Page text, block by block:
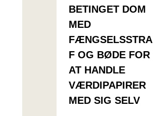
BETINGET DOM
MED
FÆNGSELSSTRA
F OG BØDE FOR
AT HANDLE
VÆRDIPAPIRER
MED SIG SELV